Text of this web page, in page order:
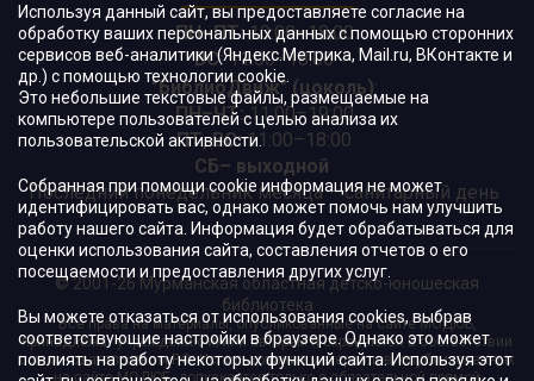
ПН–ПТ:10:00–18:00
ВС:11:00–18:00
"БиблиоДвиж" (цоколь):
ПН–ЧТ:11:00–19:00
ПТ, ВС:11:00–18:00
СБ– выходной
Последний понедельник месяца – санитарный день
© 2001-26 Мурманская областная детско-юношеская
библиотека
Все права на материалы, опубликованные на сайте МОДЮБ,
принадлежат учреждению и/или авторам и охраняются в соответствии
с законодательством РФ. Использование материалов, опубликованных
Используя данный сайт, вы предоставляете согласие на
обработку ваших персональных данных с помощью сторонних
сервисов веб-аналитики (Яндекс.Метрика, Mail.ru, ВКонтакте и
др.) с помощью технологии cookie.
Это небольшие текстовые файлы, размещаемые на
компьютере пользователей с целью анализа их
пользовательской активности.
Собранная при помощи cookie информация не может
идентифицировать вас, однако может помочь нам улучшить
работу нашего сайта. Информация будет обрабатываться для
оценки использования сайта, составления отчетов о его
посещаемости и предоставления других услуг.
Вы можете отказаться от использования cookies, выбрав
соответствующие настройки в браузере. Однако это может
повлиять на работу некоторых функций сайта. Используя этот